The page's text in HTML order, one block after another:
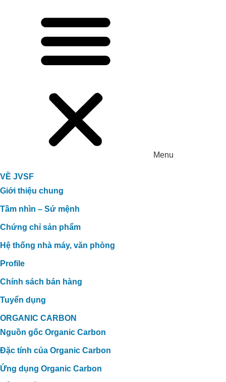
Menu
VỀ JVSF
Giới thiệu chung
Tầm nhìn – Sứ mệnh
Chứng chỉ sản phẩm
Hệ thống nhà máy, văn phòng
Profile
Chính sách bán hàng
Tuyển dụng
ORGANIC CARBON
Nguồn gốc Organic Carbon
Đặc tính của Organic Carbon
Ứng dụng Organic Carbon